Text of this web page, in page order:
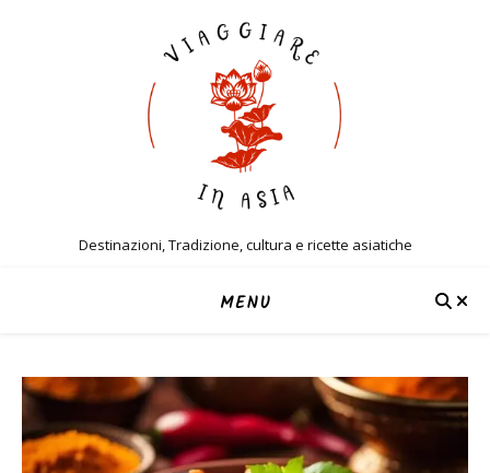
Destinazioni, Tradizione, cultura e ricette asiatiche
MENU